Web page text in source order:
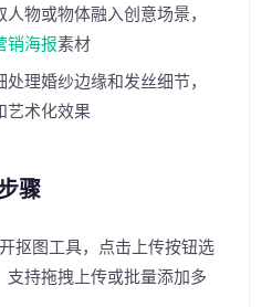
人物或物体融入创意场景，
销海报素材
处理婚纱边缘和发丝细节，
艺术化效果
骤
抠图工具，点击上传按钮选
支持拖拽上传或批量添加多